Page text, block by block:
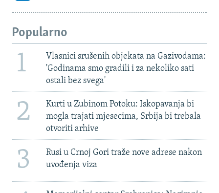
Popularno
1
Vlasnici srušenih objekata na Gazivodama:
'Godinama smo gradili i za nekoliko sati
ostali bez svega'
2
Kurti u Zubinom Potoku: Iskopavanja bi
mogla trajati mjesecima, Srbija bi trebala
otvoriti arhive
3
Rusi u Crnoj Gori traže nove adrese nakon
uvođenja viza